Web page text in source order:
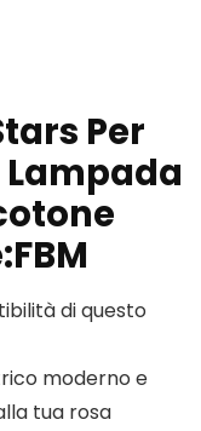
Per
di questo
moderno e
tua rosa